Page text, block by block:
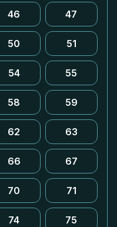
46 47
50 51
54 55
58 59
62 63
66 67
70 71
74 75